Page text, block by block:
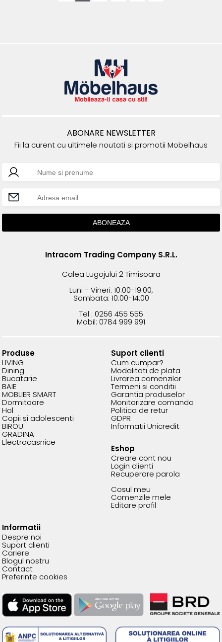
ABONARE NEWSLETTER
Fii la curent cu ultimele noutati si promotii Mobelhaus
Intracom Trading Company S.R.L.
Calea Lugojului 2 Timisoara
Luni - Vineri: 10:00-19:00,
Sambata: 10:00-14:00
Tel : 0256 455 555
Mobil: 0784 999 991
Produse
LIVING
Dining
Bucatarie
BAIE
MOBLIER SMART
Dormitoare
Hol
Copii si adolescenti
BIROU
GRADINA
Electrocasnice
Suport clienti
Cum cumpar?
Modalitati de plata
Livrarea comenzilor
Termeni si conditii
Garantia produselor
Monitorizare comanda
Politica de retur
GDPR
Informatii Unicredit
Eshop
Creare cont nou
Login clienti
Recuperare parola
Cosul meu
Comenzile mele
Editare profil
Informatii
Despre noi
Suport clienti
Cariere
Blogul nostru
Contact
Preferinte cookies